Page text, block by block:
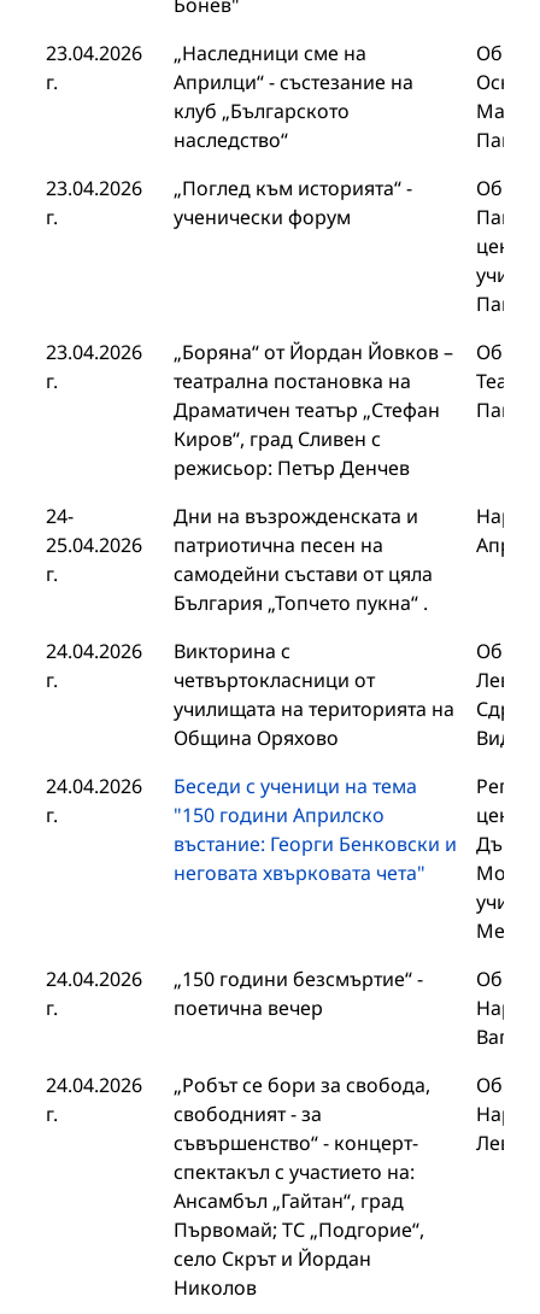
23.04.2026
г.
„Наследници сме на
Априлци“ - състезание на
клуб „Българското
наследство“
23.04.2026
г.
„Поглед към историята“ -
ученически форум
23.04.2026
г.
„Боряна“ от Йордан Йовков –
театрална постановка на
Драматичен театър „Стефан
Киров“, град Сливен с
режисьор: Петър Денчев
24-
25.04.2026
г.
Дни на възрожденската и
патриотична песен на
самодейни състави от цяла
България „Топчето пукна“ .
Април
24.04.2026
г.
Викторина с
четвъртокласници от
училищата на територията на
Община Оряхово
Видин
24.04.2026
г.
Беседи с ученици на тема
"150 години Априлско
въстание: Георги Бенковски и
неговата хвърковата чета"
24.04.2026
г.
„150 години безсмъртие“ -
поетична вечер
24.04.2026
г.
„Робът се бори за свобода,
свободният - за
съвършенство“ - концерт-
спектакъл с участието на:
Ансамбъл „Гайтан“, град
Първомай; ТС „Подгорие“,
село Скрът и Йордан
Николов